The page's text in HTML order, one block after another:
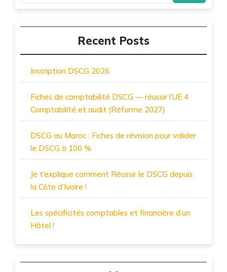
Recent Posts
Inscription DSCG 2026
Fiches de comptabilité DSCG — réussir l’UE 4
Comptabilité et audit (Réforme 2027)
DSCG au Maroc : Fiches de révision pour valider
le DSCG à 100 %
Je t’explique comment Réussir le DSCG depuis
la Côte d’Ivoire !
Les spécificités comptables et financière d’un
Hôtel !